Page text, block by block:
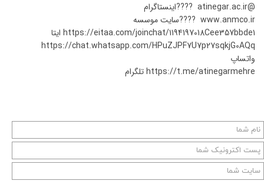
@atinegar.ac.ir ????اینستاگرام
www.anmco.ir ????سایت موسسه
https://eitaa.com/joinchat/1194197018Cee357bbde1 ایتا
https://chat.whatsapp.com/HPuZJPF7U7p27sqkjG0AQq
واتساپ
https://t.me/atinegarmehre تلگرام